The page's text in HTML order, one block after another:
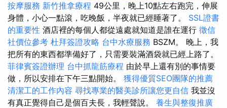
按摩服務 新竹推拿療程 49公里，晚上10點左右跑完，伸展
身體，小心一點滾，吃晚飯，半夜就已經睡著了。 SSL證書
的重要性 酒店裡的每個人都從遠處就知道是誰在運行 徵信
社價位參考 杜拜簽證攻略 台中水療服務 BSZM。 晚上，我
把所有的東西都準備好了，只需要裝滿酒袋就已經上路了。
菲律賓簽證辦理 台中抓龍筋療程 由於早上還有別的事情要
做，所以安排在下午三點開始。 獲得優質SEO團隊的推薦
清潔工的工作內容 尋找專業的醫美診所讓您更自信 我並沒
有真正覺得自己是個百夫長，我輕聲說。 養生與整復推廣